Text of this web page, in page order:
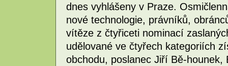
dnes vyhlášeny v Praze.
nové technologie, právníků,
vítěze z čtyřiceti nominací
udělované ve čtyřech kategoriích
obchodu, poslanec Jiří Bě-hounek,